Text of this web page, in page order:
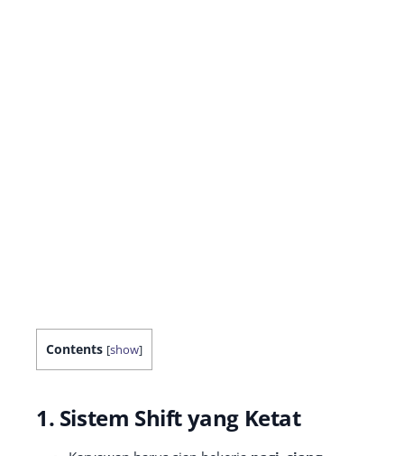
Contents [show]
1. Sistem Shift yang Ketat